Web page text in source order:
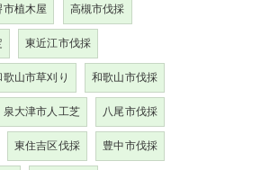
市植木屋 高槻市伐採
東近江市伐採
歌山市草刈り 和歌山市伐採
泉大津市人工芝 八尾市伐採
東住吉区伐採 豊中市伐採